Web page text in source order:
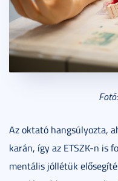
Az oktató hangsúlyozta,
karán, így az ETSZK-n is
mentális jóllétük